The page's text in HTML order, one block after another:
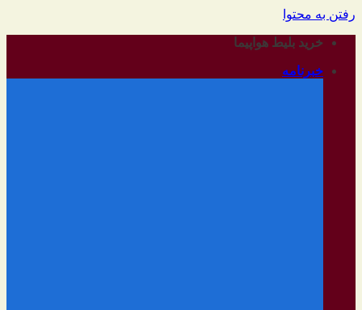
رفتن به محتوا
خرید بلیط هواپیما
خبرنامه